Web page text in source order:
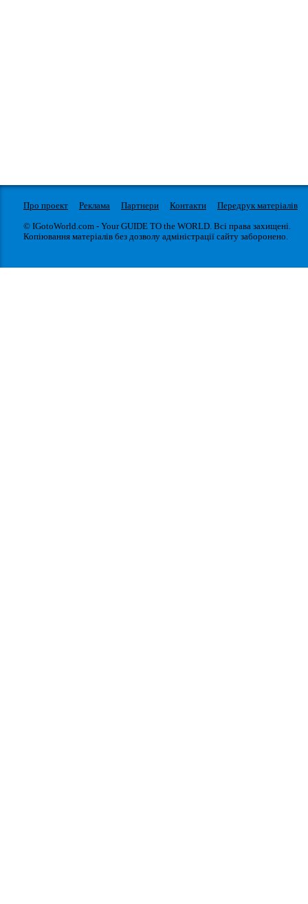
Про проект Реклама Партнери Контакти
Передрук матеріалів
© IGotoWorld.com - Your GUIDE TO the WORLD. Всі права захищені.
Копіювання матеріалів без дозволу адміністрації сайту заборонено.